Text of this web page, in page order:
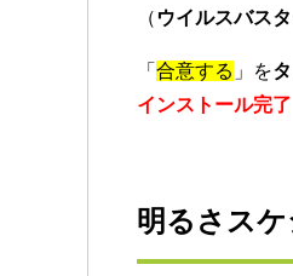
（ ウイルスバス
「 合意する 」を
インストール完了
明るさス